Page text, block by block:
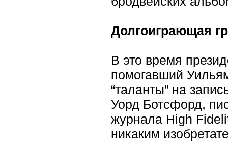
Долгоиграющая
В это время
помогавший
“таланты” на
Уорд Ботсфорд,
журнала High
никаким